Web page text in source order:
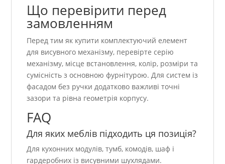
Що перевірити перед
замовленням
Перед тим як купити комплектуючий елемент
для висувного механізму, перевірте серію
механізму, місце встановлення, колір, розміри та
сумісність з основною фурнітурою. Для систем із
фасадом без ручки додатково важливі точні
зазори та рівна геометрія корпусу.
FAQ
Для яких меблів підходить ця позиція?
Для кухонних модулів, тумб, комодів, шаф і
гардеробних із висувними шухлядами.